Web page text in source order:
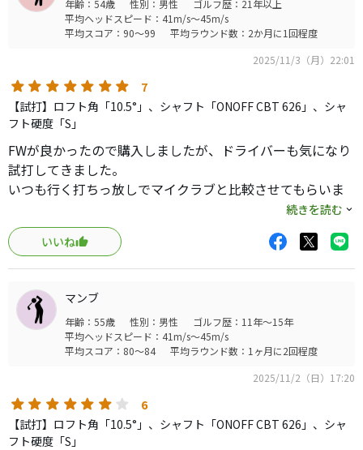
年齢：54歳 性別：男性
ゴルフ歴：21年以上
平均ヘッドスピード：41m/s～45m/s
平均スコア：90～99
平均ラウンド数：2か月に1回程度
2025/11/3（月）22:01
7
【試打】ロフト角「10.5°」、シャフト「ONOFF CBT 626」、シャ
フト硬度「S」
FWが良かったので購入しましたが、ドライバーも気になり
試打してきました。
いつも行く打ちっ放しでマイクラブと比較させてもらいま
したが5〜10ヤード位飛んでいました。打感も良かったで
す。今回のKUROは他もですが、形のバランスが良いと言い
ますか、構えやすいですね。
続きを読む
いいね
マンブ
年齢：55歳 性別：男性
ゴルフ歴：11年～15年
平均ヘッドスピード：41m/s～45m/s
平均スコア：80～84
平均ラウンド数：1ヶ月に2回程度
2025/11/2（日）17:20
6
【試打】ロフト角「10.5°」、シャフト「ONOFF CBT 626」、シャ
フト硬度「S」